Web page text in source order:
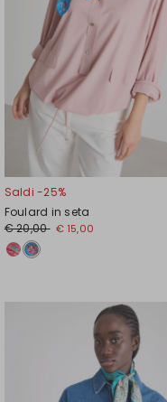
Saldi -25%
Foulard in seta
€ 20,00 € 15,00